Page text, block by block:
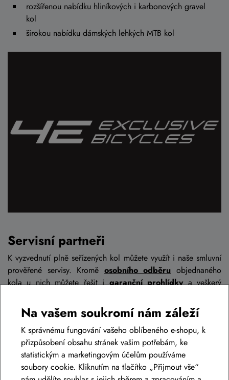
rozšířenou nabídku hliníkových i karbonových gravel
kol
širokou nabídku dámských lehkých MTB kol
Servisní partneři
K vyzvednutí plně seřízených kol můžete využít i naše smluvní
prověřené servisy. Kromě osobního odběru objednaného
kola u nich můžete řešit igaranční prohlídkya veškerý
Jak to funguje?
Vybrané kolo v našem eshopu si vložíte do košíku, kde v sekci
přeprava zvolíte „osobní odběr – partneři" a z nabídky
vyberete výdejní místo, kde si budete chtít kolo vyzvednout.
Následně vám pošleme platební údaje a po uhrazení kolo
Na vašem soukromí nám záleží
K správnému fungování vašeho oblíbeného e-shopu, k
přizpůsobení obsahu stránek vašim potřebám, ke
statistickým a marketingovým účelům používáme
soubory cookie. Kliknutím na tlačítko „Přijmout vše“